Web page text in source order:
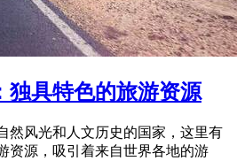
独具特色的旅游资源
然风光和人文历史的国家，这里有
资源，吸引着来自世界各地的游